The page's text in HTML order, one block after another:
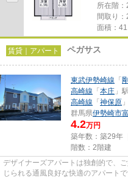
所在階：
間取り
面積：
賃貸｜アパート ペガサス
東武伊勢崎線 「
高崎線 「 本庄 」
高崎線 「 神保原
群馬県伊勢崎市
4.2万円
築年数：築29年
階数：2階建
デザイナーズアパートは独創的で、
じられる通風良好な快適のアパート